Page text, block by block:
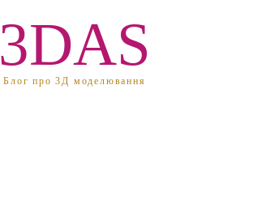
3DAS
Блог про 3Д моделювання